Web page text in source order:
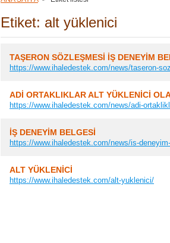
Etiket: alt yüklenici
TAŞERON SÖZLEŞMESİ İŞ DENEYİM
https://www.ihaledestek.com/news/taseron-
ADİ ORTAKLIKLAR ALT YÜKLENİCİ
https://www.ihaledestek.com/news/adi-
İŞ DENEYİM BELGESİ
https://www.ihaledestek.com/news/is-
ALT YÜKLENİCİ
https://www.ihaledestek.com/alt-yuklenici/